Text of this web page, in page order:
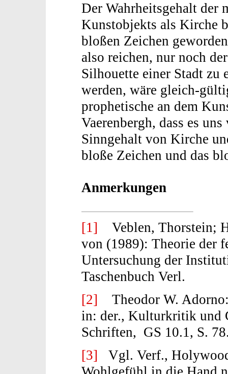
Der Wahrheitsgehalt der
Kunstobjekts als Kirche
bloßen Zeichen
also reichen, nur noch
Silhouette einer Stadt
werden, wäre gleich-
prophetische an dem
Vaerenbergh, dass es
Sinngehalt von Kirche
bloße Zeichen und das
Anmerkungen
[1] Veblen, Thorstein;
von (1989): Theorie der
Untersuchung der
Taschenbuch Verl.
[2] Theodor W.
in: der., Kulturkritik und
Schriften, GS 10.1, S.
[3] Vgl. Verf.,